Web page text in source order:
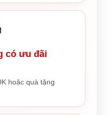
có ưu đãi
hoặc quà tặng